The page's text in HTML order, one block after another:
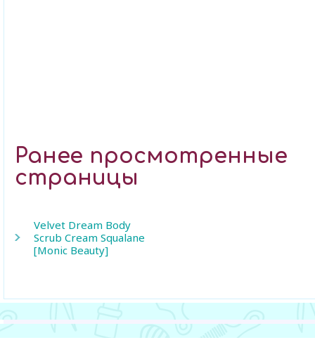
Ранее просмотренные
страницы
Velvet Dream Body
Scrub Cream Squalane
[Monic Beauty]